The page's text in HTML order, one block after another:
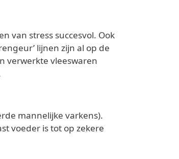
van stress succesvol. Ook
lijnen zijn al op de
verwerkte vleeswaren
mannelijke varkens).
voeder is tot op zekere